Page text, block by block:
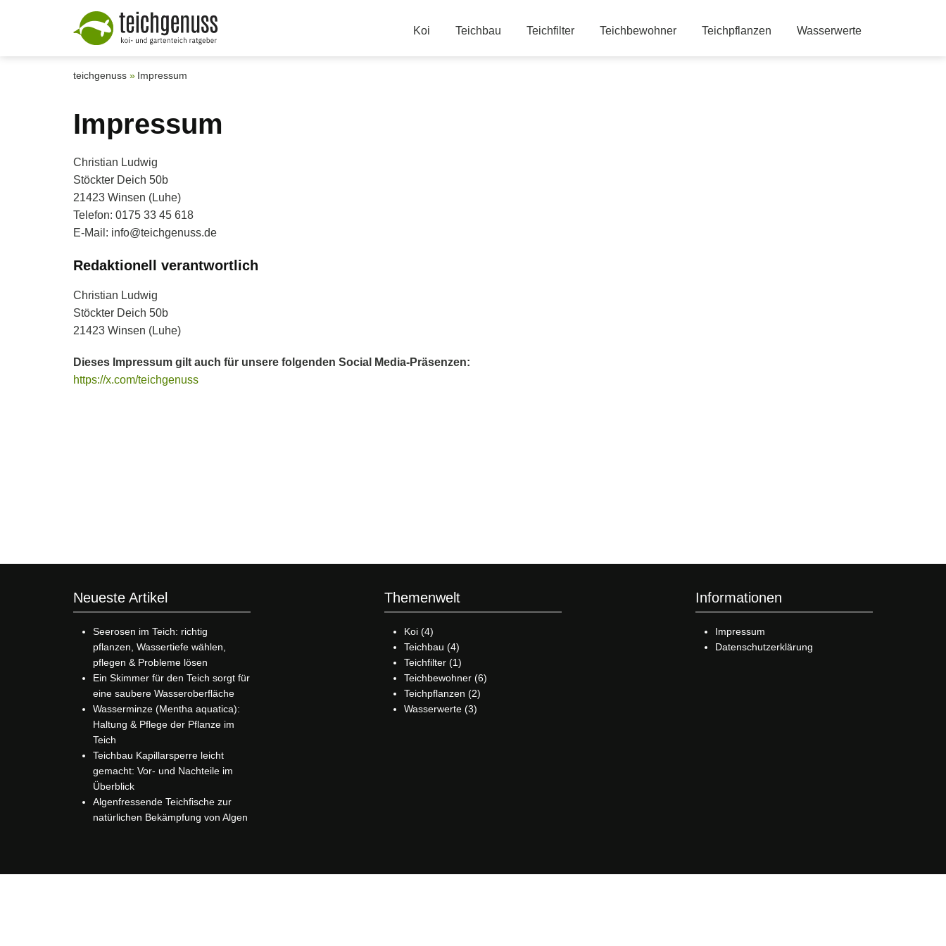
Koi Teichbau Teichfilter Teichbewohner Teichpflanzen Wasserwerte
teichgenuss Impressum
Impressum
Christian Ludwig
Stöckter Deich 50b
21423 Winsen (Luhe)
Telefon: 0175 33 45 618
E-Mail: info@teichgenuss.de
Redaktionell verantwortlich
Christian Ludwig
Stöckter Deich 50b
21423 Winsen (Luhe)
Dieses Impressum gilt auch für unsere folgenden Social Media-Präsenzen:
https://x.com/teichgenuss
Neueste Artikel
Seerosen im Teich: richtig
pflanzen, Wassertiefe wählen,
pflegen & Probleme lösen
Ein Skimmer für den Teich sorgt für
eine saubere Wasseroberfläche
Wasserminze (Mentha aquatica):
Haltung & Pflege der Pflanze im
Teich
Teichbau Kapillarsperre leicht
gemacht: Vor- und Nachteile im
Überblick
Algenfressende Teichfische zur
natürlichen Bekämpfung von Algen
Themenwelt
Koi (4)
Teichbau (4)
Teichfilter (1)
Teichbewohner (6)
Teichpflanzen (2)
Wasserwerte (3)
Informationen
Impressum
Datenschutzerklärung